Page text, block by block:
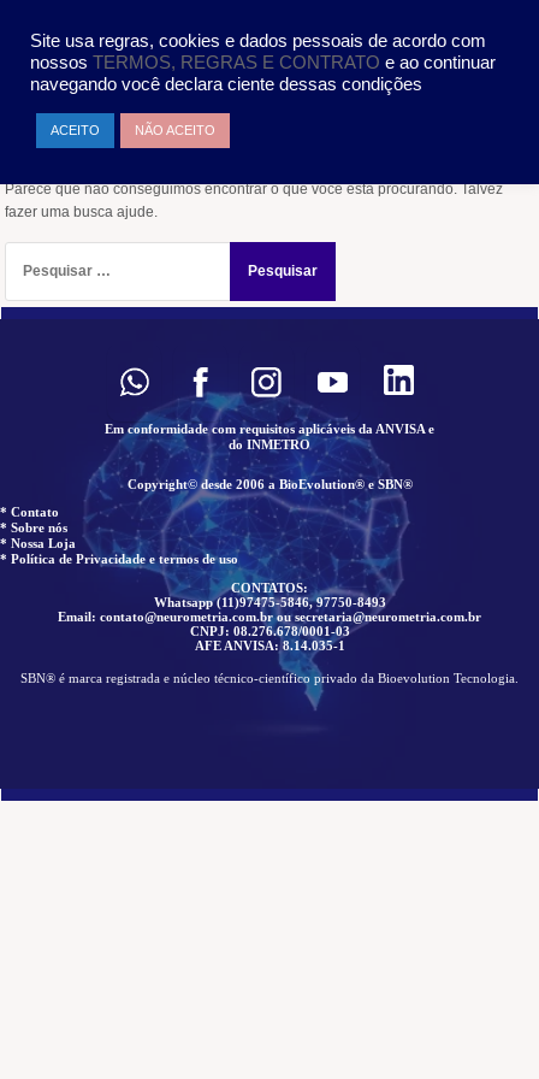
conteúdo
Nada encontrado
Parece que não conseguimos encontrar o que você está procurando. Talvez
fazer uma busca ajude.
por:
Em conformidade com requisitos aplicáveis da ANVISA e
do INMETRO
Copyright© desde 2006 a BioEvolution® e SBN®
* Contato
* Sobre nós
* Nossa Loja
* Política de Privacidade e termos de uso
CONTATOS:
Whatsapp (11)97475-5846, 97750-8493
Email: contato@neurometria.com.br ou secretaria@neurometria.com.br
CNPJ: 08.276.678/0001-03
AFE ANVISA: 8.14.035-1
SBN® é marca registrada e núcleo técnico-científico privado da Bioevolution Tecnologia.
Site usa regras, cookies e dados pessoais de acordo com
nossos TERMOS, REGRAS E CONTRATO e ao continuar
navegando você declara ciente dessas condições
ACEITO NÃO ACEITO